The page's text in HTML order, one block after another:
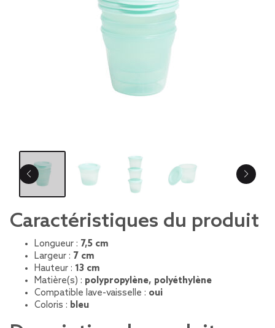
Caractéristiques du produit
Longueur : 7,5 cm
Largeur : 7 cm
Hauteur : 13 cm
Matière(s) : polypropylène, polyéthylène
Compatible lave-vaisselle : oui
Coloris : bleu